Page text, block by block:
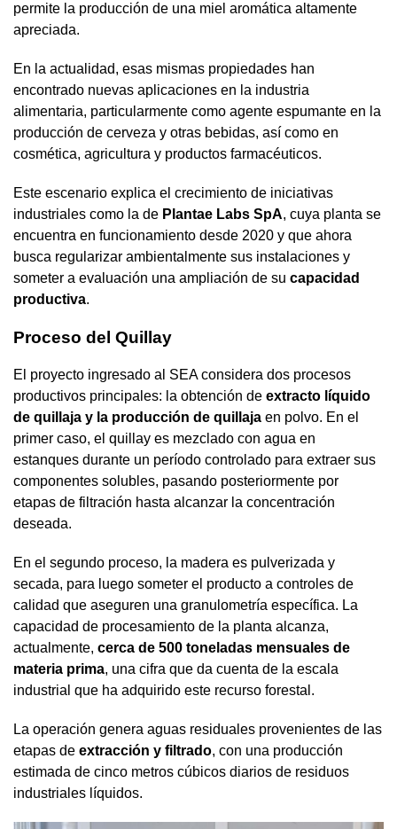
permite la producción de una miel aromática altamente
apreciada.
En la actualidad, esas mismas propiedades han
encontrado nuevas aplicaciones en la industria
alimentaria, particularmente como agente espumante en la
producción de cerveza y otras bebidas, así como en
cosmética, agricultura y productos farmacéuticos.
Este escenario explica el crecimiento de iniciativas
industriales como la de Plantae Labs SpA, cuya planta se
encuentra en funcionamiento desde 2020 y que ahora
busca regularizar ambientalmente sus instalaciones y
someter a evaluación una ampliación de su capacidad
productiva.
Proceso del Quillay
El proyecto ingresado al SEA considera dos procesos
productivos principales: la obtención de extracto líquido
de quillaja y la producción de quillaja en polvo. En el
primer caso, el quillay es mezclado con agua en
estanques durante un período controlado para extraer sus
componentes solubles, pasando posteriormente por
etapas de filtración hasta alcanzar la concentración
deseada.
En el segundo proceso, la madera es pulverizada y
secada, para luego someter el producto a controles de
calidad que aseguren una granulometría específica. La
capacidad de procesamiento de la planta alcanza,
actualmente, cerca de 500 toneladas mensuales de
materia prima, una cifra que da cuenta de la escala
industrial que ha adquirido este recurso forestal.
La operación genera aguas residuales provenientes de las
etapas de extracción y filtrado, con una producción
estimada de cinco metros cúbicos diarios de residuos
industriales líquidos.